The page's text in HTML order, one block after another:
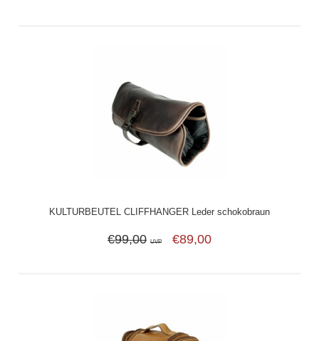
KULTURBEUTEL CLIFFHANGER Leder schokobraun
€99,00 UVP €89,00